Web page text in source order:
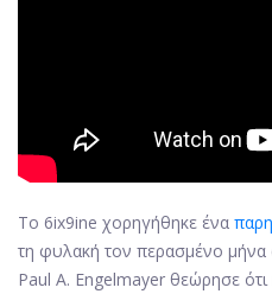
Το 6ix9ine χορηγήθηκε ένα
τη φυλακή τον περασμένο
Paul A. Engelmayer θεώρησε